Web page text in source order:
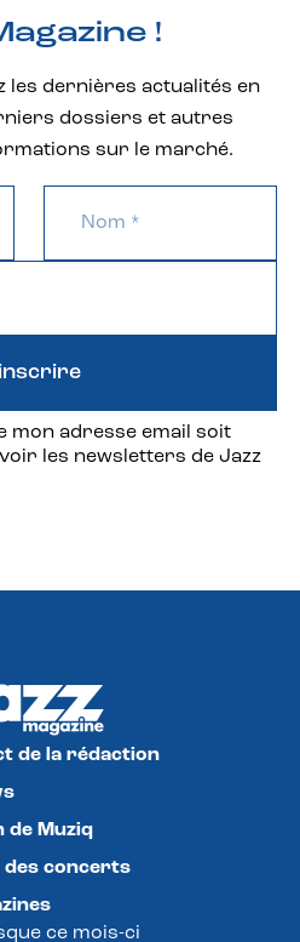
!
les dernières actualités en
dossiers et autres
sur le marché.
mon adresse email soit
les newsletters de Jazz
de la rédaction
de Muziq
des concerts
ce mois-ci